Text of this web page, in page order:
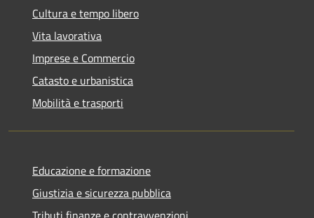
Cultura e tempo libero
Vita lavorativa
Imprese e Commercio
Catasto e urbanistica
Mobilità e trasporti
Educazione e formazione
Giustizia e sicurezza pubblica